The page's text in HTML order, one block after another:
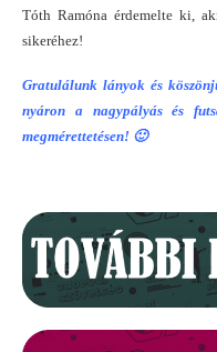
Tóth Ramóna érdemelte ki,
sikeréhez!
Gratulálunk lányok és
nyáron a nagypályás és
megmérettetésen! 🙂